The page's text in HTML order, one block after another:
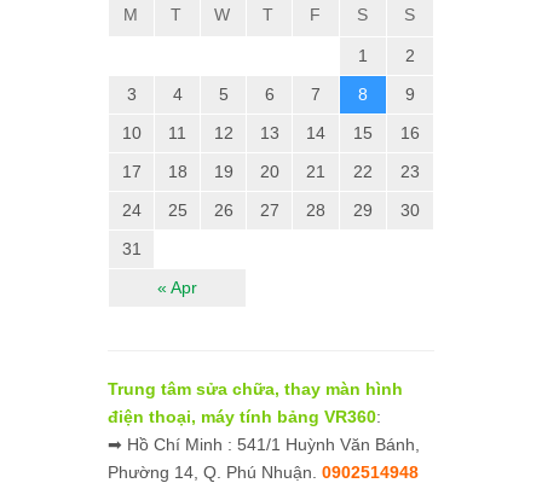
M T W T F S S
« Apr
1
2
3
4 5 6 7 8
9
10
11 12 13 14 15
16
17
18 19 20 21 22
23
24
25 26 27 28 29
30
31
Trung tâm sửa chữa, thay màn hình
điện thoại, máy tính bảng VR360:
➡ Hồ Chí Minh : 541/1 Huỳnh Văn Bánh,
Phường 14, Q. Phú Nhuận. 0902514948